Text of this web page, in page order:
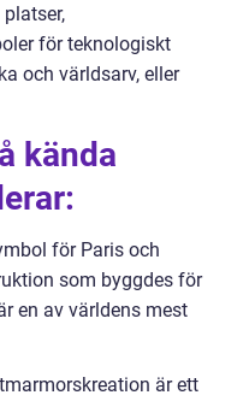
för teknologiskt
och världsarv, eller
kända
för Paris och
som byggdes för
en av världens mest
är ett